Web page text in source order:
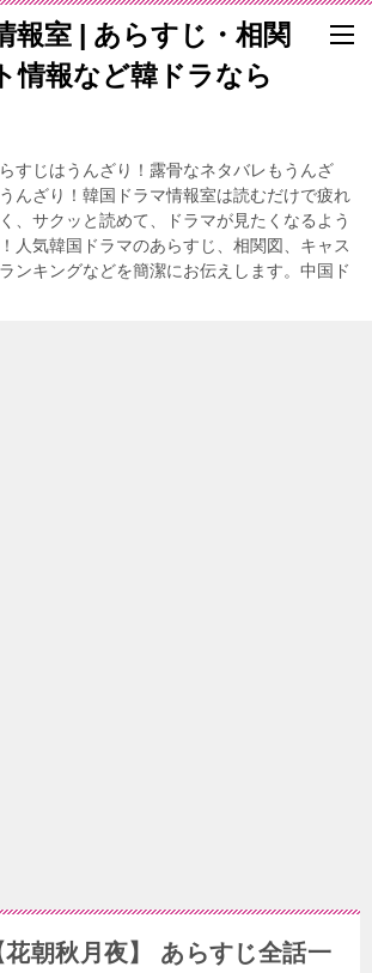
報室 | あらすじ・相関
情報など韓ドラなら
すじはうんざり！露骨なネタバレもうんざ
んざり！韓国ドラマ情報室は読むだけで疲れ
、サクッと読めて、ドラマが見たくなるよう
人気韓国ドラマのあらすじ、相関図、キャス
ンキングなどを簡潔にお伝えします。中国ド
朝秋月夜】 あらすじ全話一